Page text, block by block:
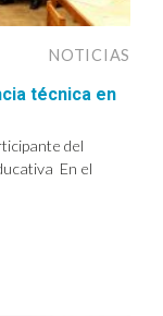
NOTICIAS
técnica en
del
En el